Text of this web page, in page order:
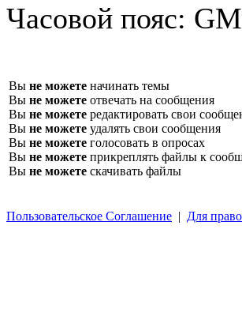
Часовой пояс:
Вы не можете начинать темы
Вы не можете отвечать на сообщения
Вы не можете редактировать свои
Вы не можете удалять свои сообщения
Вы не можете голосовать в опросах
Вы не можете прикреплять файлы к
Вы не можете скачивать файлы
Пользовательское Соглашение | Для